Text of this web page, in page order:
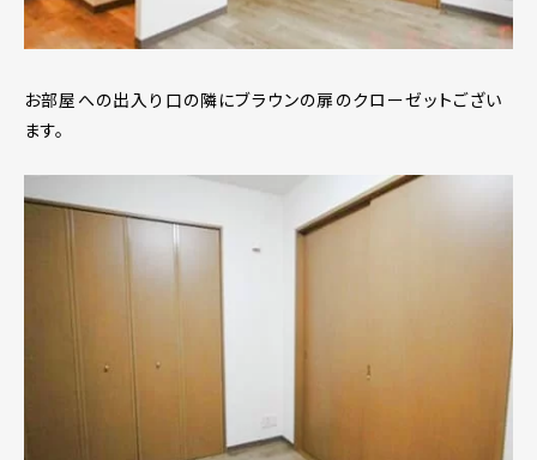
お部屋への出入り口の隣にブラウンの扉のクローゼットござい
ます。